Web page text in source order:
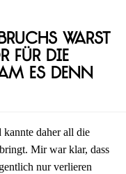
warst
für die
es denn
daher all die
Mir war klar, dass
nur verlieren